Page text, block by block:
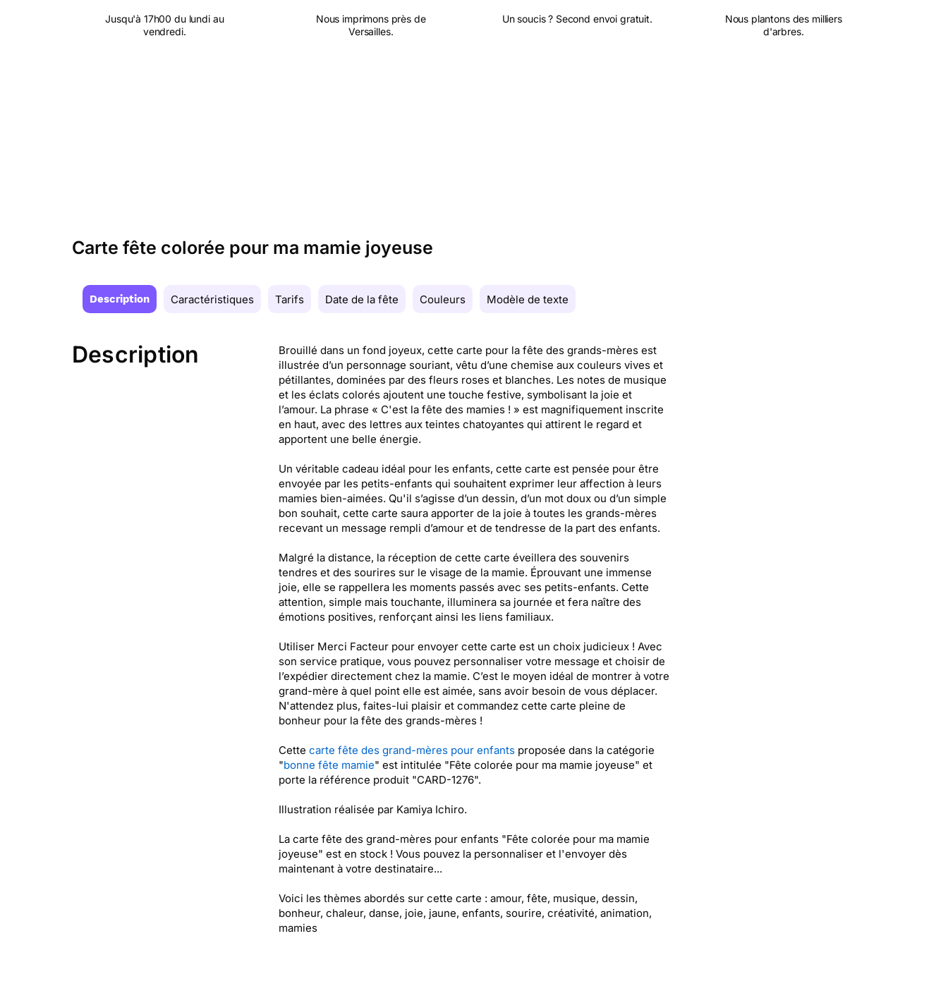
Jusqu'à 17h00 du lundi au
vendredi.
Nous imprimons près de
Versailles.
Un soucis ? Second envoi gratuit.
Nous plantons des milliers
d'arbres.
Carte fête colorée pour ma mamie joyeuse
Description Caractéristiques Tarifs Date de la fête Couleurs Modèle de texte
Description
Brouillé dans un fond joyeux, cette carte pour la fête des grands-mères est
illustrée d’un personnage souriant, vêtu d’une chemise aux couleurs vives et
pétillantes, dominées par des fleurs roses et blanches. Les notes de musique
et les éclats colorés ajoutent une touche festive, symbolisant la joie et
l’amour. La phrase « C'est la fête des mamies ! » est magnifiquement inscrite
en haut, avec des lettres aux teintes chatoyantes qui attirent le regard et
apportent une belle énergie.
Un véritable cadeau idéal pour les enfants, cette carte est pensée pour être
envoyée par les petits-enfants qui souhaitent exprimer leur affection à leurs
mamies bien-aimées. Qu'il s’agisse d’un dessin, d’un mot doux ou d’un simple
bon souhait, cette carte saura apporter de la joie à toutes les grands-mères
recevant un message rempli d’amour et de tendresse de la part des enfants.
Malgré la distance, la réception de cette carte éveillera des souvenirs
tendres et des sourires sur le visage de la mamie. Éprouvant une immense
joie, elle se rappellera les moments passés avec ses petits-enfants. Cette
attention, simple mais touchante, illuminera sa journée et fera naître des
émotions positives, renforçant ainsi les liens familiaux.
Utiliser Merci Facteur pour envoyer cette carte est un choix judicieux ! Avec
son service pratique, vous pouvez personnaliser votre message et choisir de
l’expédier directement chez la mamie. C’est le moyen idéal de montrer à votre
grand-mère à quel point elle est aimée, sans avoir besoin de vous déplacer.
N'attendez plus, faites-lui plaisir et commandez cette carte pleine de
bonheur pour la fête des grands-mères !
Cette carte fête des grand-mères pour enfantsproposée dans la catégorie
"bonne fête mamie" est intitulée "Fête colorée pour ma mamie joyeuse" et
porte la référence produit "CARD-1276".
Illustration réalisée par Kamiya Ichiro.
La carte fête des grand-mères pour enfants "Fête colorée pour ma mamie
joyeuse" est en stock ! Vous pouvez la personnaliser et l'envoyer dès
maintenant à votre destinataire...
Voici les thèmes abordés sur cette carte : amour, fête, musique, dessin,
bonheur, chaleur, danse, joie, jaune, enfants, sourire, créativité, animation,
mamies